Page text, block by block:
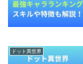
ドット異世界